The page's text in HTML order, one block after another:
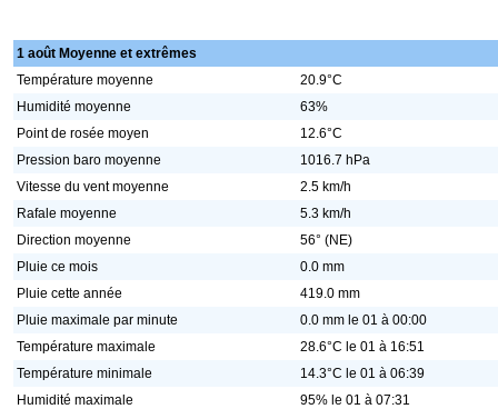
1 août Moyenne et extrêmes
Température moyenne
20.9°C
Humidité moyenne
63%
Point de rosée moyen
12.6°C
Pression baro moyenne
1016.7 hPa
Vitesse du vent moyenne
2.5 km/h
Rafale moyenne
5.3 km/h
Direction moyenne
56° (NE)
Pluie ce mois
0.0 mm
Pluie cette année
419.0 mm
Pluie maximale par minute
0.0 mm le 01 à 00:00
Température maximale
28.6°C le 01 à 16:51
Température minimale
14.3°C le 01 à 06:39
Humidité maximale
95% le 01 à 07:31